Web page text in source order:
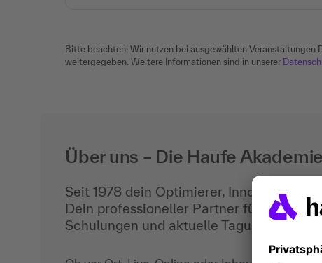
Bitte beachten: Wir nutzen bei ausgewählten Veranstaltungen
weitergegeben. Weitere Informationen sind in unserer
Über uns – Die Haufe Akademie
Seit 1978 dein Optimierer, Innovator und
Dein professioneller Partner für
Schulungen und aktuelle Tagungen.